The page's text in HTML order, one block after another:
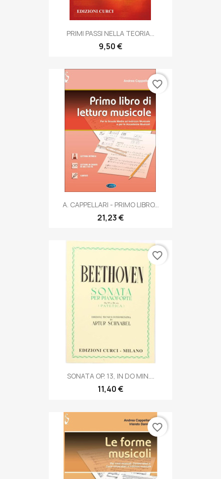
PRIMI PASSI NELLA TEORIA...
9,50 €
A. CAPPELLARI - PRIMO LIBRO...
21,23 €
favorite_border
SONATA OP. 13, IN DO MIN....
11,40 €
favorite_border
favorite_border